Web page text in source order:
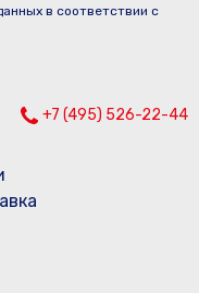
в соответствии с
+7 (495) 526-22-44